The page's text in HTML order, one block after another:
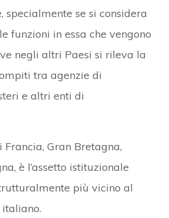
specialmente se si considera
funzioni in essa che vengono
negli altri Paesi si rileva la
tra agenzie di
e altri enti di
Gran Bretagna,
è l’assetto istituzionale
più vicino al
italiano.